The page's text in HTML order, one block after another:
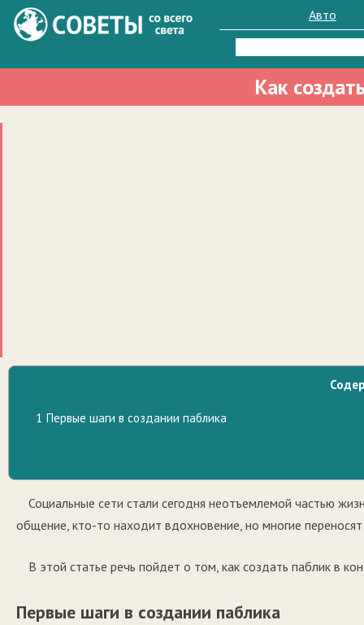
Авто
Найти:
Как
1 Первые шаги в создании паблика
Социальные сети стали сегодня неотъемлемой частью
общение, кто-то находит вдохновение, но многие переносят
В этой статье речь пойдет о том, как создать паблик в
Первые шаги в создании паблика